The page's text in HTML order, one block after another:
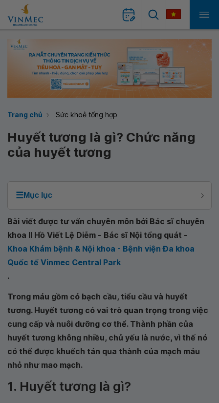
Trang chủ Sức khoẻ tổng hợp
Huyết tương là gì? Chức năng
của huyết tương
☰Mục lục
Bài viết được tư vấn chuyên môn bởi Bác sĩ chuyên
khoa II Hồ Viết Lệ Diễm - Bác sĩ Nội tổng quát -
Khoa Khám bệnh & Nội khoa - Bệnh viện Đa khoa
Quốc tế Vinmec Central Park
.
Trong máu gồm có bạch cầu, tiểu cầu và huyết
tương. Huyết tương có vai trò quan trọng trong việc
cung cấp và nuôi dưỡng cơ thể. Thành phần của
huyết tương không nhiều, chủ yếu là nước, vì thế nó
có thể được khuếch tán qua thành của mạch máu
nhỏ như mao mạch.
1. Huyết tương là gì?